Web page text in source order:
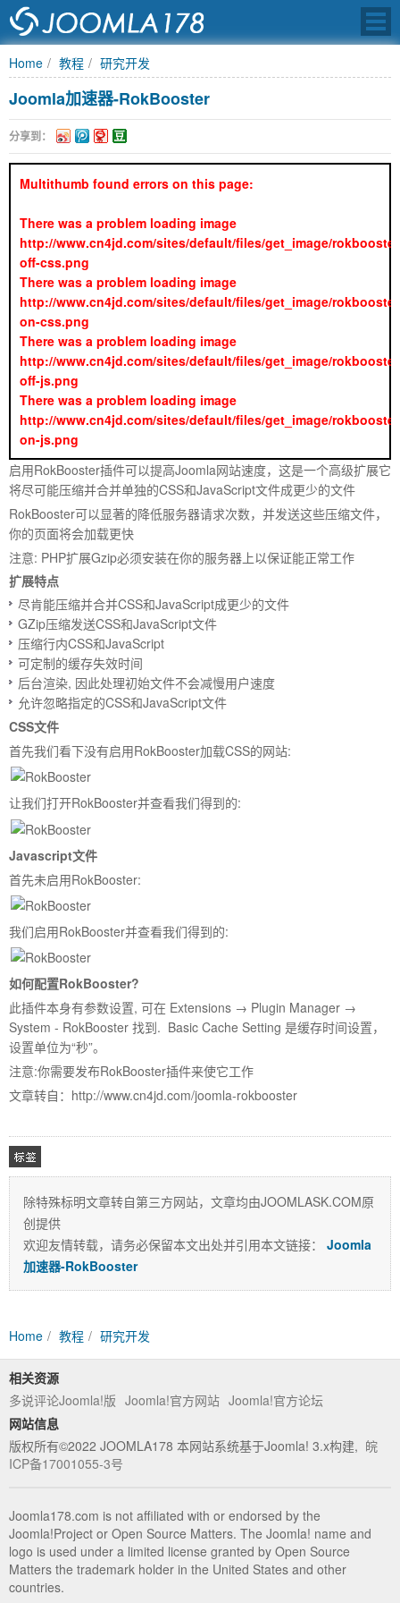
JOOMLA中文之
家,JOOMLA,JOOMLA模
板,JOOMLA教程,JOOMLA扩展
Home 教程 研究开发
Joomla加速器-RokBooster
分享到：
Multithumb found errors on this page:
There was a problem loading image
http://www.cn4jd.com/sites/default/files/get_image/
off-css.png
There was a problem loading image
http://www.cn4jd.com/sites/default/files/get_image/
on-css.png
There was a problem loading image
http://www.cn4jd.com/sites/default/files/get_image/
off-js.png
There was a problem loading image
http://www.cn4jd.com/sites/default/files/get_image/
on-js.png
启用RokBooster插件可以提高Joomla网站速度，这是一个高级扩展它
将尽可能压缩并合并单独的CSS和JavaScript文件成更少的文件
RokBooster可以显著的降低服务器请求次数，并发送这些压缩文件，
你的页面将会加载更快
注意: PHP扩展Gzip必须安装在你的服务器上以保证能正常工作
扩展特点
尽肯能压缩并合并CSS和JavaScript成更少的文件
GZip压缩发送CSS和JavaScript文件
压缩行内CSS和JavaScript
可定制的缓存失效时间
后台渲染, 因此处理初始文件不会减慢用户速度
允许忽略指定的CSS和JavaScript文件
CSS文件
首先我们看下没有启用RokBooster加载CSS的网站:
让我们打开RokBooster并查看我们得到的:
Javascript文件
首先未启用RokBooster:
我们启用RokBooster并查看我们得到的:
如何配置RokBooster?
此插件本身有参数设置, 可在 Extensions → Plugin Manager →
System - RokBooster 找到. Basic Cache Setting 是缓存时间设置，
设置单位为“秒”。
注意:你需要发布RokBooster插件来使它工作
文章转自：http://www.cn4jd.com/joomla-rokbooster
相关
标
签：
除特殊标明文章转自第三方网站，文章均由JOOMLASK.COM原
创提供
欢迎友情转载，请务必保留本文出处并引用本文链接：
Joomla
加速器-RokBooster
Home 教程 研究开发
相关资源
多说评论Joomla!版 Joomla!官方网站 Joomla!官方论坛
网站信息
版权所有©2022 JOOMLA178 本网站系统基于Joomla! 3.x构建, 皖
ICP备17001055-3号
Joomla178.com is not affiliated with or endorsed by the
Joomla!Project or Open Source Matters. The Joomla! name and
logo is used under a limited license granted by Open Source
Matters the trademark holder in the United States and other
countries.